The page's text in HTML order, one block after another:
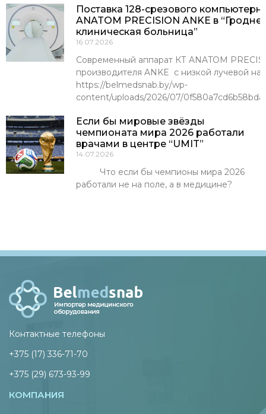
Поставка 128-срезового
ANATOM PRECISION ANKE в
клиническая больница”
16.07.2026
Современный аппарат КТ ANATOM
производителя ANKE с низкой лучевой
https://belmedsnab.by/wp-
content/uploads/2026/07/
Если бы мировые звёзды
чемпионата мира 2026 работали
врачами в центре “UMIT”
14.07.2026
Что если бы чемпионы мира 2026
работали не на поле, а в медицине?
Контактные телефоны
+375 (17) 336-71-70
+375 (29) 673-93-99
КОМПАНИЯ